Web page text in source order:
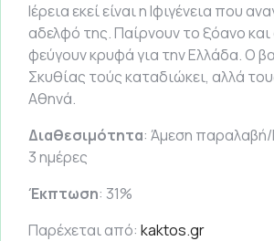
Ιέρεια εκεί είναι η Ιφιγένεια που
αδελφό της. Παίρνουν το ξόανο και
φεύγουν κρυφά για την Ελλάδα. Ο
Σκυθίας τούς καταδιώκει, αλλά
Αθηνά.
Διαθεσιμότητα: Άμεση
3 ημέρες
Έκπτωση: 31%
Παρέχεται από: kaktos.gr